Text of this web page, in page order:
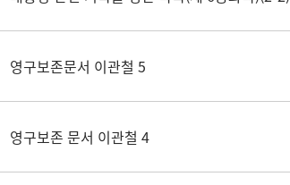
영구보존문서 이관철 5
영구보존 문서 이관철 4